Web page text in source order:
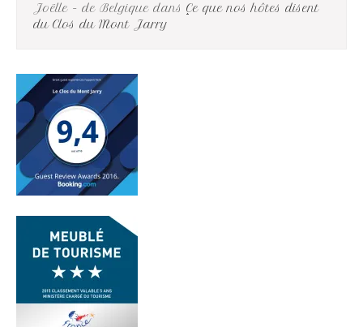
Joëlle - de Belgique dans Ce que nos hôtes disent
du Clos du Mont Jarry